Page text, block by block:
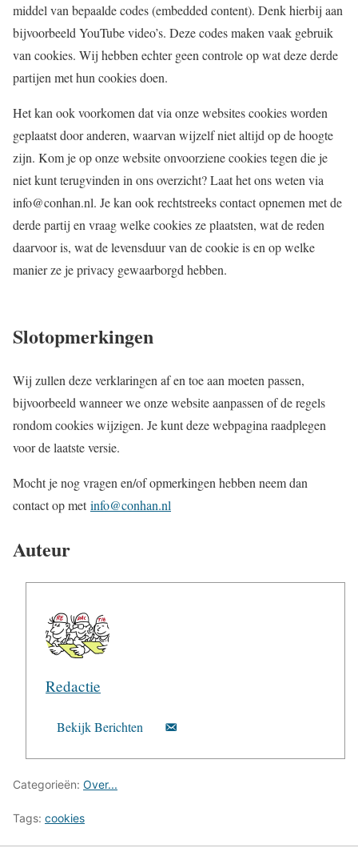
middel van bepaalde codes (embedded content). Denk hierbij aan
bijvoorbeeld YouTube video’s. Deze codes maken vaak gebruik
van cookies. Wij hebben echter geen controle op wat deze derde
partijen met hun cookies doen.
Het kan ook voorkomen dat via onze websites cookies worden
geplaatst door anderen, waarvan wijzelf niet altijd op de hoogte
zijn. Kom je op onze website onvoorziene cookies tegen die je
niet kunt terugvinden in ons overzicht? Laat het ons weten via
info@conhan.nl. Je kan ook rechtstreeks contact opnemen met de
derde partij en vraag welke cookies ze plaatsten, wat de reden
daarvoor is, wat de levensduur van de cookie is en op welke
manier ze je privacy gewaarborgd hebben.
Slotopmerkingen
Wij zullen deze verklaringen af en toe aan moeten passen,
bijvoorbeeld wanneer we onze website aanpassen of de regels
rondom cookies wijzigen. Je kunt deze webpagina raadplegen
voor de laatste versie.
Mocht je nog vragen en/of opmerkingen hebben neem dan
contact op metinfo@conhan.nl
Auteur
Redactie
Bekijk Berichten
Categorieën: Over...
Tags: cookies